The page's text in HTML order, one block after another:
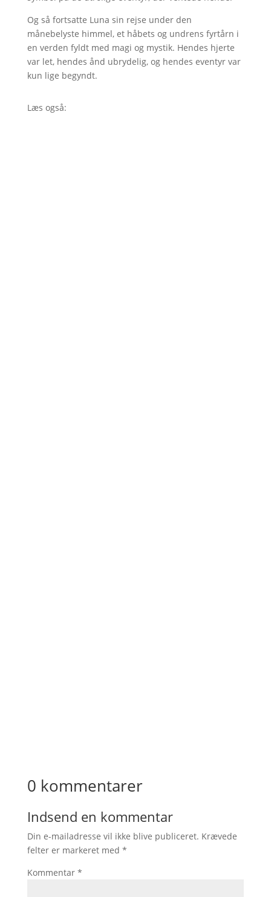
Og så fortsatte Luna sin rejse under den
månebelyste himmel, et håbets og undrens fyrtårn i
en verden fyldt med magi og mystik. Hendes hjerte
var let, hendes ånd ubrydelig, og hendes eventyr var
kun lige begyndt.
Læs også:
0 kommentarer
Indsend en kommentar
Din e-mailadresse vil ikke blive publiceret. Krævede
felter er markeret med *
Kommentar *